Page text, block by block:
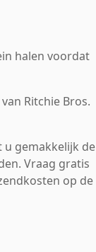
halen voordat
Ritchie Bros.
u gemakkelijk de
Vraag gratis
op de